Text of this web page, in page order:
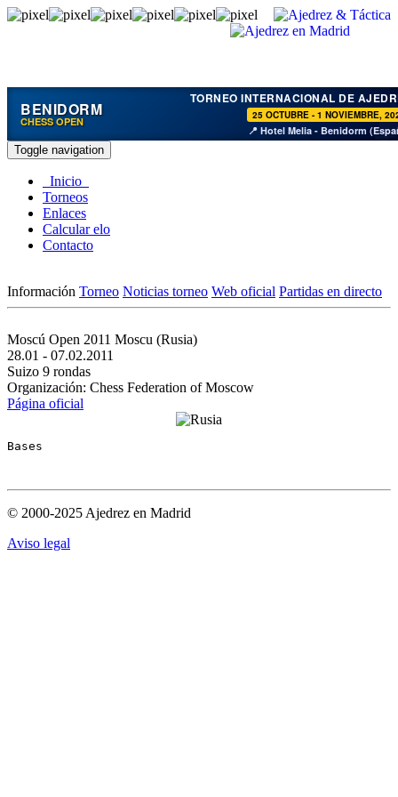
BENIDORM
CHESS OPEN
TORNEO INTERNACIONAL DE
25 OCTUBRE - 1 NOVIEMBRE,
📍 Hotel Melia - Benidorm
Toggle navigation
Inicio
Torneos
Enlaces
Calcular elo
Contacto
Información Torneo Noticias torneo Web oficial Partidas en directo
Moscú Open 2011 Moscu (Rusia)
28.01 - 07.02.2011
Suizo 9 rondas
Organización: Chess Federation of Moscow
Página oficial
Bases
© 2000-2025 Ajedrez en Madrid
Aviso legal